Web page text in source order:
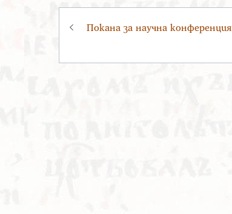
Покана за научна конференция